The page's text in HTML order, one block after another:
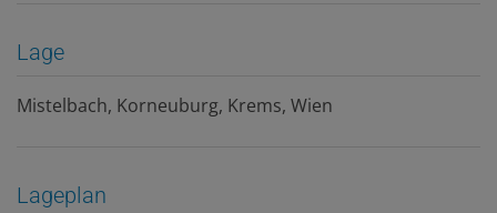
Lage
Mistelbach, Korneuburg, Krems, Wien
Lageplan